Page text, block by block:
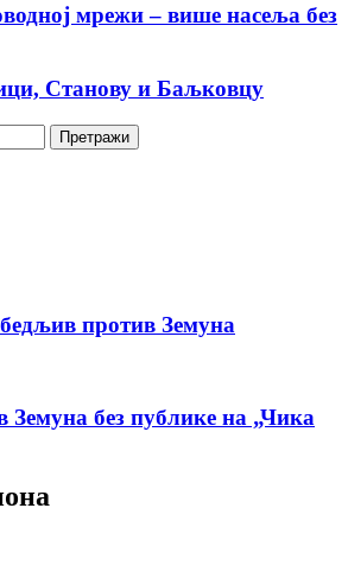
мрежи – више насеља без
Станову и Баљковцу
против Земуна
Земуна без публике на „Чика